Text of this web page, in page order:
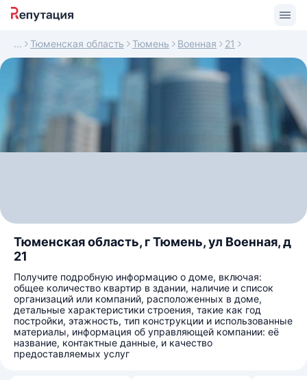
Тюменская область Тюмень Военная 21
Тюменская область, г Тюмень, ул Военная, д
21
Получите подробную информацию о доме, включая:
общее количество квартир в здании, наличие и список
организаций или компаний, расположенных в доме,
детальные характеристики строения, такие как год
постройки, этажность, тип конструкции и использованные
материалы, информация об управляющей компании: её
название, контактные данные, и качество
предоставляемых услуг